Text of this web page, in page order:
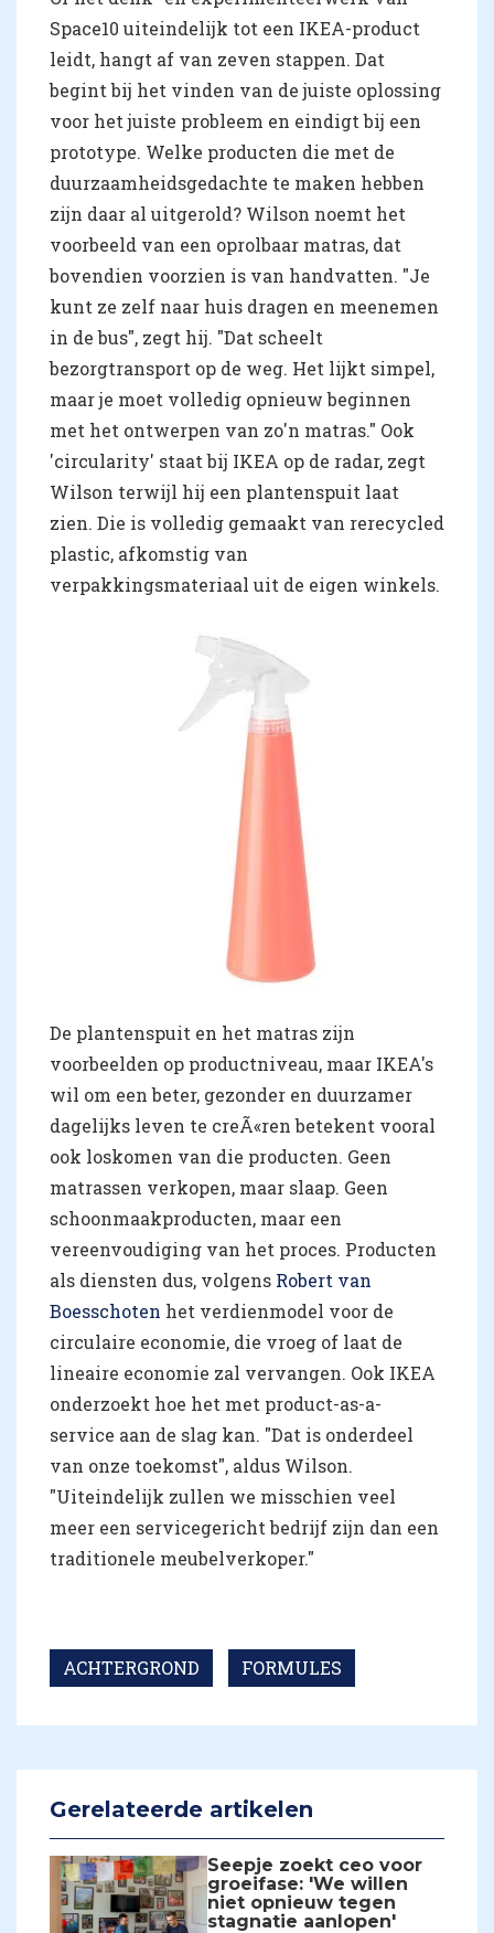
Space10 uiteindelijk tot een IKEA-product
leidt, hangt af van zeven stappen. Dat
begint bij het vinden van de juiste oplossing
voor het juiste probleem en eindigt bij een
prototype. Welke producten die met de
duurzaamheidsgedachte te maken hebben
zijn daar al uitgerold? Wilson noemt het
voorbeeld van een oprolbaar matras, dat
bovendien voorzien is van handvatten. "Je
kunt ze zelf naar huis dragen en meenemen
in de bus", zegt hij. "Dat scheelt
bezorgtransport op de weg. Het lijkt simpel,
maar je moet volledig opnieuw beginnen
met het ontwerpen van zo'n matras." Ook
'circularity' staat bij IKEA op de radar, zegt
Wilson terwijl hij een plantenspuit laat
zien. Die is volledig gemaakt van rerecycled
plastic, afkomstig van
verpakkingsmateriaal uit de eigen winkels.
De plantenspuit en het matras zijn
voorbeelden op productniveau, maar IKEA's
wil om een beter, gezonder en duurzamer
dagelijks leven te creÃ«ren betekent vooral
ook loskomen van die producten. Geen
matrassen verkopen, maar slaap. Geen
schoonmaakproducten, maar een
vereenvoudiging van het proces. Producten
als diensten dus, volgens Robert van
Boesschoten het verdienmodel voor de
circulaire economie, die vroeg of laat de
lineaire economie zal vervangen. Ook IKEA
onderzoekt hoe het met product-as-a-
service aan de slag kan. "Dat is onderdeel
van onze toekomst", aldus Wilson.
"Uiteindelijk zullen we misschien veel
meer een servicegericht bedrijf zijn dan een
traditionele meubelverkoper."
ACHTERGROND FORMULES
Gerelateerde artikelen
Seepje zoekt ceo voor
groeifase: 'We willen
niet opnieuw tegen
stagnatie aanlopen'